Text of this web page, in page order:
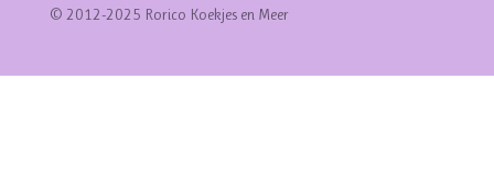
© 2012-2025 Rorico Koekjes en Meer